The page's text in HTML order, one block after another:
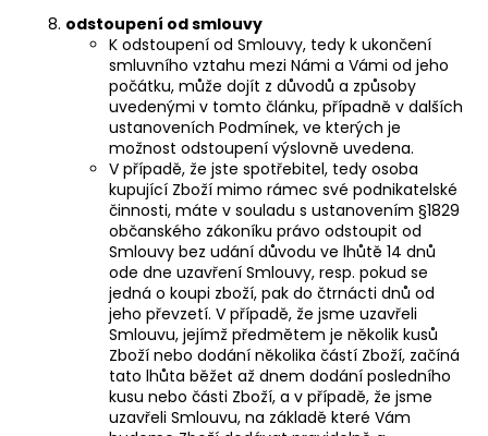
odstoupení od smlouvy
K odstoupení od Smlouvy, tedy k ukončení
smluvního vztahu mezi Námi a Vámi od jeho
počátku, může dojít z důvodů a způsoby
uvedenými v tomto článku, případně v dalších
ustanoveních Podmínek, ve kterých je
možnost odstoupení výslovně uvedena.
V případě, že jste spotřebitel, tedy osoba
kupující Zboží mimo rámec své podnikatelské
činnosti, máte v souladu s ustanovením §1829
občanského zákoníku právo odstoupit od
Smlouvy bez udání důvodu ve lhůtě 14 dnů
ode dne uzavření Smlouvy, resp. pokud se
jedná o koupi zboží, pak do čtrnácti dnů od
jeho převzetí. V případě, že jsme uzavřeli
Smlouvu, jejímž předmětem je několik kusů
Zboží nebo dodání několika částí Zboží, začíná
tato lhůta běžet až dnem dodání posledního
kusu nebo části Zboží, a v případě, že jsme
uzavřeli Smlouvu, na základě které Vám